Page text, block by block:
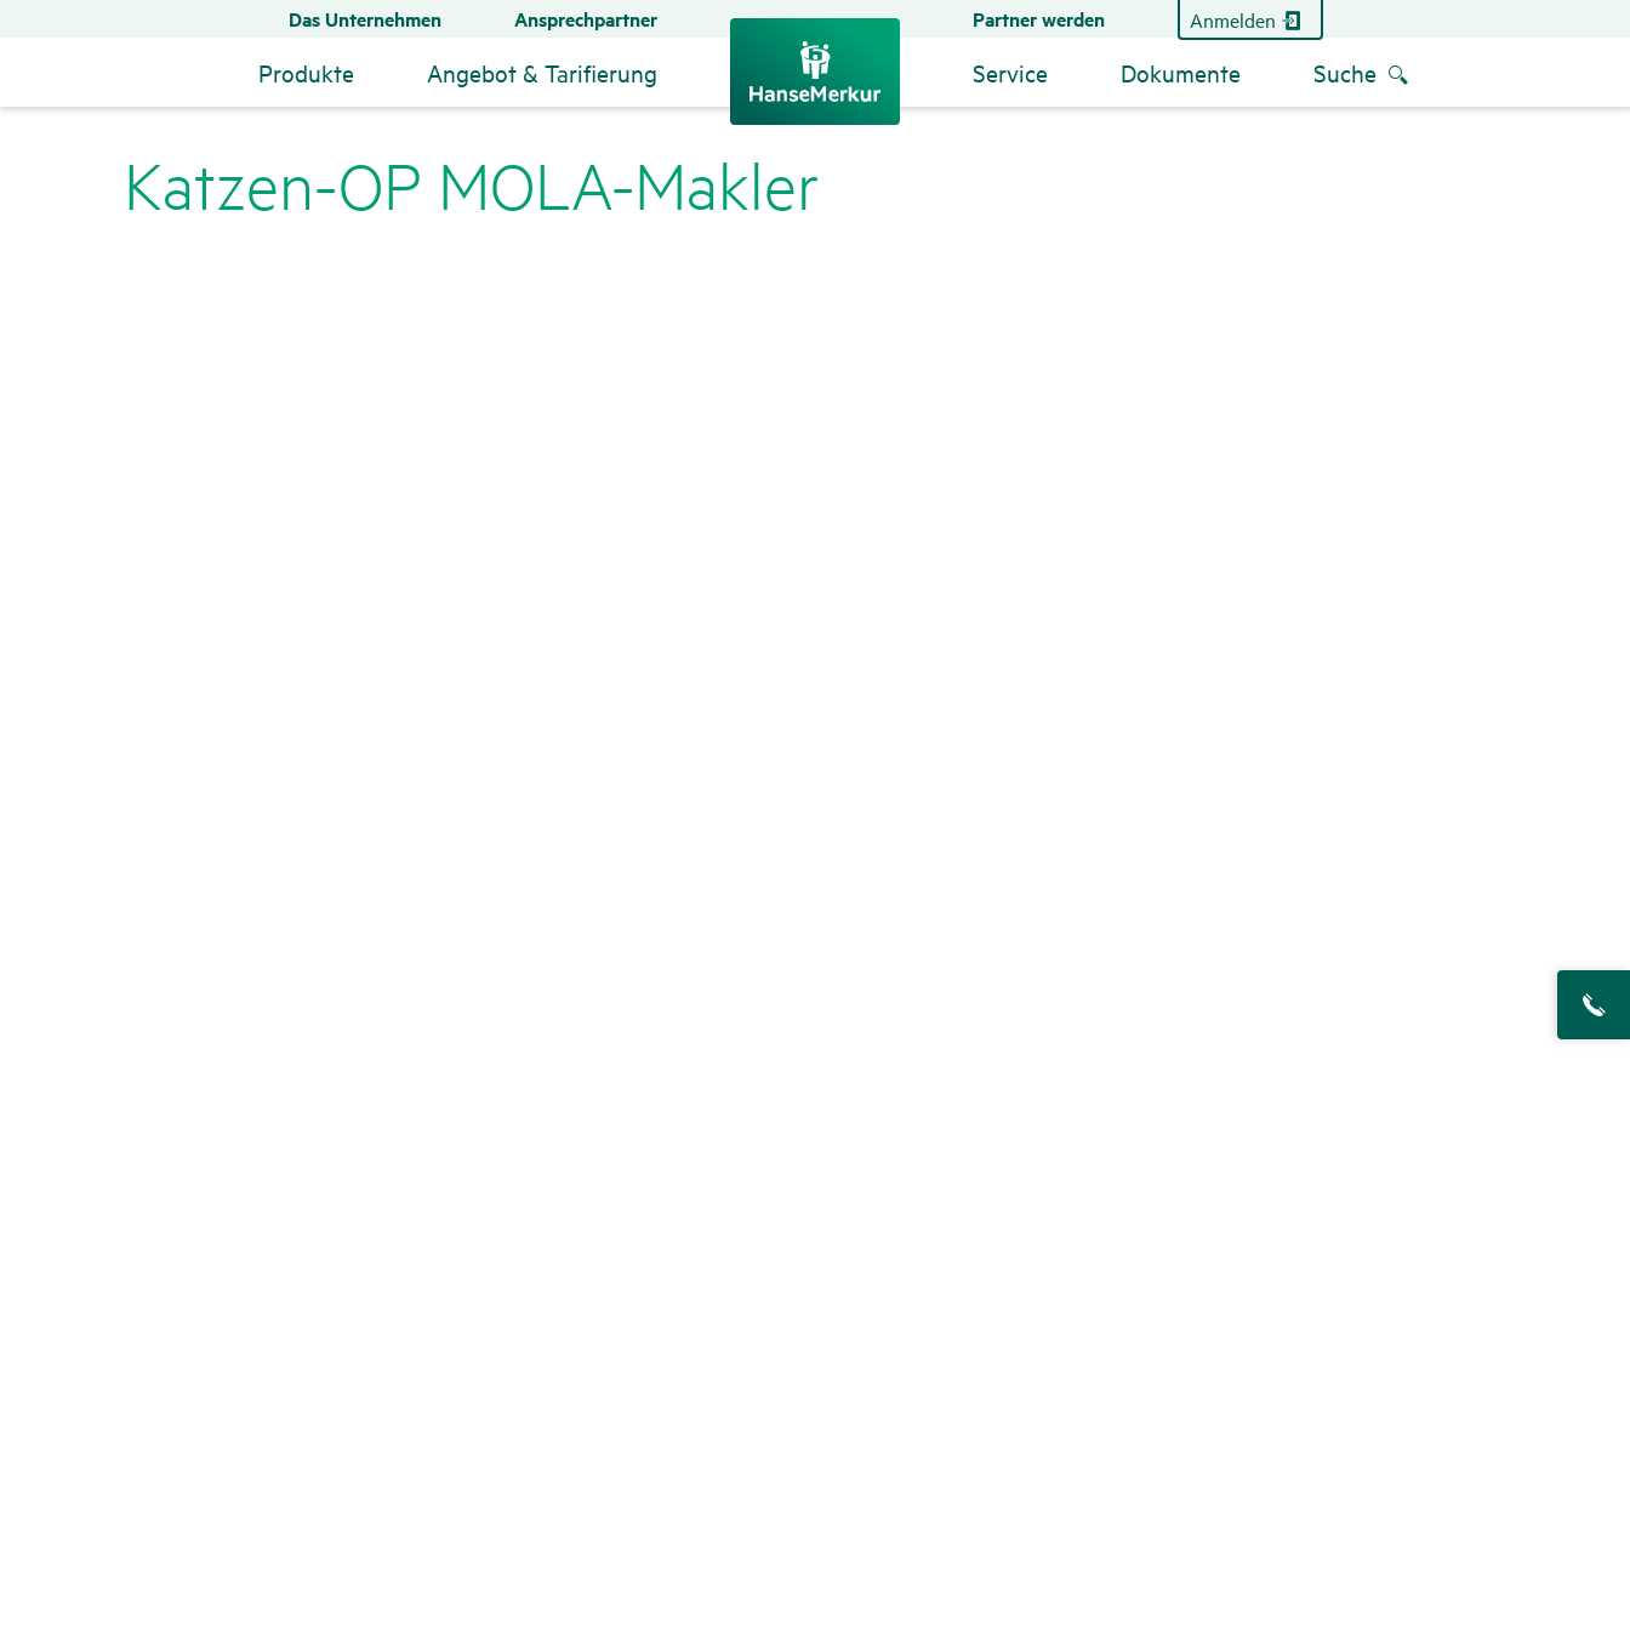
Das Unternehmen Ansprechpartner Partner werden Anmelden
Produkte Angebot & Tarifierung Service Dokumente Suche
Katzen-OP MOLA-Makler